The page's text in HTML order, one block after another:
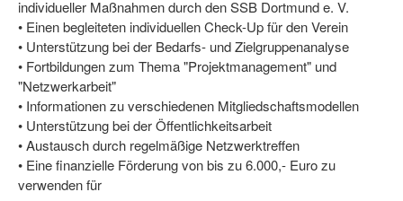
Sport im Ganztag
Sport vor Ort
Integration durch Sport
NRW bewegt seine KINDER!
Bewegt zu Hause
Bewegt ÄLTER werden in NRW!
individueller Maßnahmen durch den SSB Dortmund e. V.
• Einen begleiteten individuellen Check-Up für den Verein
• Unterstützung bei der Bedarfs- und Zielgruppenanalyse
• Fortbildungen zum Thema "Projektmanagement" und
"Netzwerkarbeit"
• Informationen zu verschiedenen Mitgliedschaftsmodellen
• Unterstützung bei der Öffentlichkeitsarbeit
• Austausch durch regelmäßige Netzwerktreffen
• Eine finanzielle Förderung von bis zu 6.000,- Euro zu
verwenden für